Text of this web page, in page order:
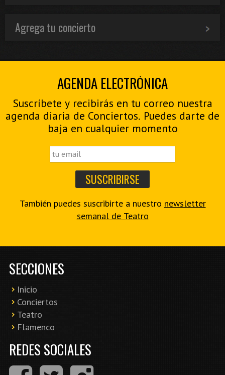
Agrega tu concierto
AGENDA ELECTRÓNICA
Suscríbete y recibirás en tu correo nuestra
agenda diaria de Conciertos. Puedes darte de
baja en cualquier momento
También puedes suscribirte a nuestro newsletter
semanal de Teatro
SECCIONES
Inicio
Conciertos
Teatro
Flamenco
REDES SOCIALES